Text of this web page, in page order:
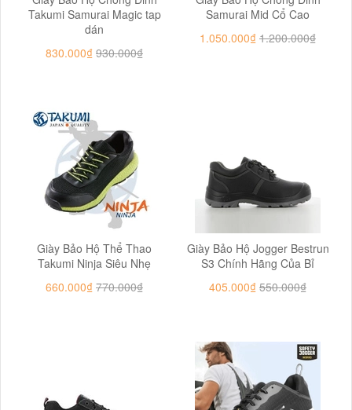
Takumi Samurai Magic tap
dán
830.000₫ 930.000₫
Samurai Mid Cổ Cao
1.050.000₫ 1.200.000₫
Giày Bảo Hộ Thể Thao
Takumi Ninja Siêu Nhẹ
660.000₫ 770.000₫
Giày Bảo Hộ Jogger Bestrun
S3 Chính Hãng Của Bỉ
405.000₫ 550.000₫